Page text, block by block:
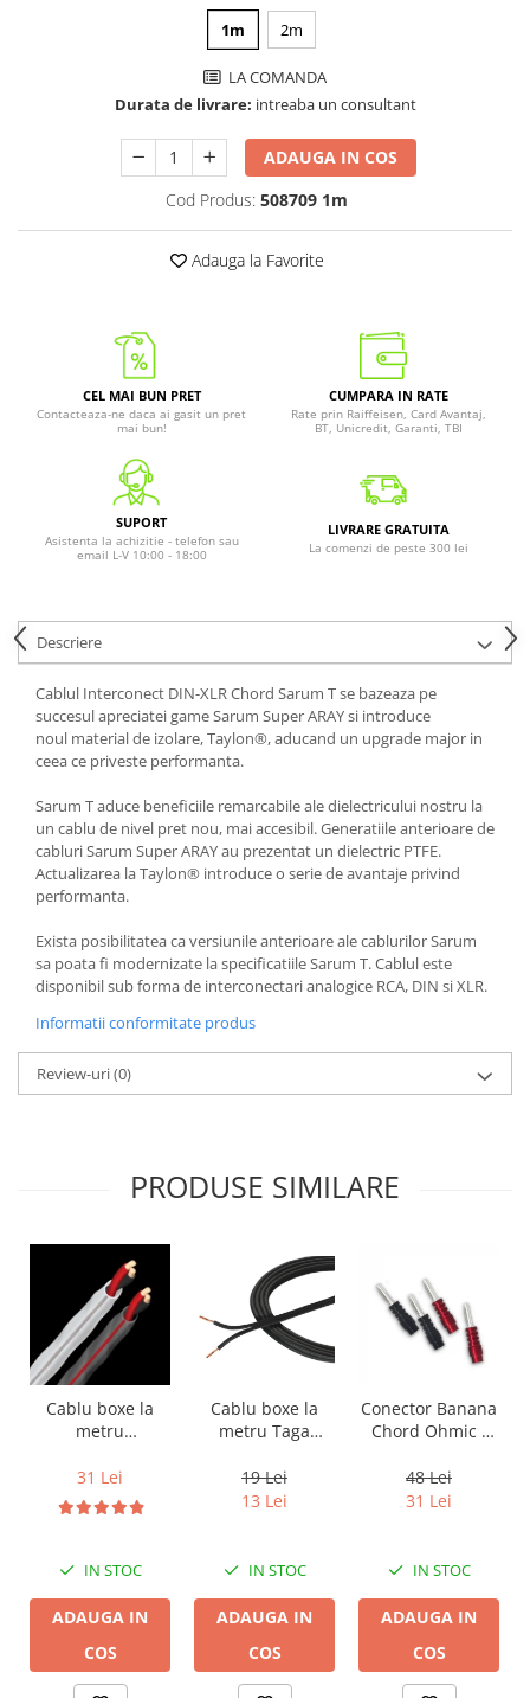
1m 2m
LA COMANDA
Durata de livrare: intreaba un consultant
ADAUGA IN COS
Cod Produs: 508709 1m
Adauga la Favorite
CEL MAI BUN PRET
Contacteaza-ne daca ai gasit un pret
mai bun!
CUMPARA IN RATE
Rate prin Raiffeisen, Card Avantaj,
BT, Unicredit, Garanti, TBI
SUPORT
Asistenta la achizitie - telefon sau
email L-V 10:00 - 18:00
LIVRARE GRATUITA
La comenzi de peste 300 lei
Descriere
Cablul Interconect DIN-XLR Chord Sarum T se bazeaza pe
succesul apreciatei game Sarum Super ARAY si introduce
noul material de izolare, Taylon®, aducand un upgrade major in
ceea ce priveste performanta.
Sarum T aduce beneficiile remarcabile ale dielectricului nostru la
un cablu de nivel pret nou, mai accesibil. Generatiile anterioare de
cabluri Sarum Super ARAY au prezentat un dielectric PTFE.
Actualizarea la Taylon® introduce o serie de avantaje privind
performanta.
Exista posibilitatea ca versiunile anterioare ale cablurilor Sarum
sa poata fi modernizate la specificatiile Sarum T. Cablul este
disponibil sub forma de interconectari analogice RCA, DIN si XLR.
Informatii conformitate produs
Review-uri(0)
PRODUSE SIMILARE
Cablu boxe la
metru
DB 16/2,
conductor cupru
LGC
31 Lei
IN STOC
ADAUGA IN
COS
Cablu boxe la
metru Taga
14B, 2 x 2mm
19 Lei
13 Lei
IN STOC
ADAUGA IN
COS
Conector Banana
Chord Ohmic -
48 Lei
31 Lei
IN STOC
ADAUGA IN
COS